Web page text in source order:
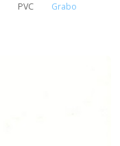
PVC
Grabo